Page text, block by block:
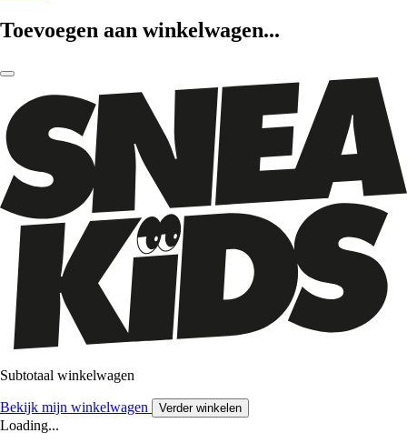
Toevoegen aan winkelwagen...
Subtotaal winkelwagen
Bekijk mijn winkelwagen Verder winkelen
Loading...